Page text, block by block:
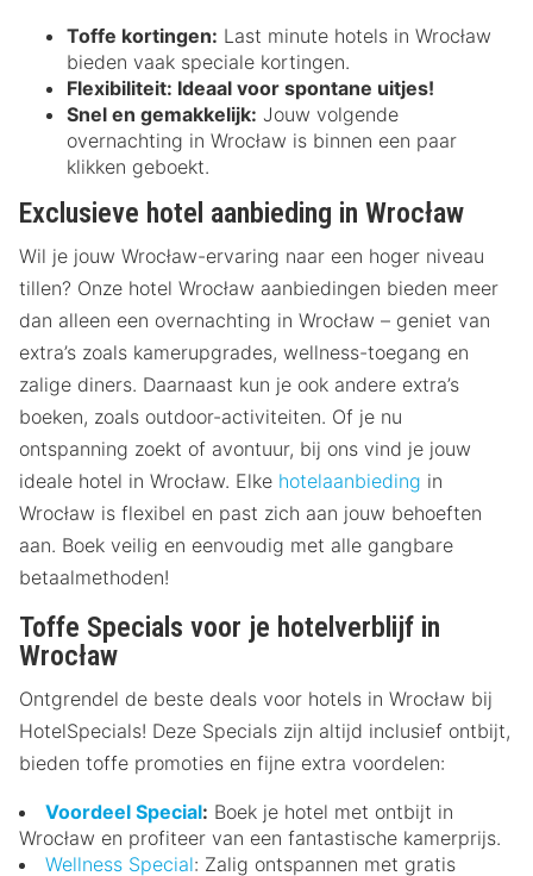
Toffe kortingen: Last minute hotels in Wrocław
bieden vaak speciale kortingen.
Flexibiliteit: Ideaal voor spontane uitjes!
Snel en gemakkelijk: Jouw volgende
overnachting in Wrocław is binnen een paar
klikken geboekt.
Exclusieve hotel aanbieding in Wrocław
Wil je jouw Wrocław-ervaring naar een hoger niveau
tillen? Onze hotel Wrocław aanbiedingen bieden meer
dan alleen een overnachting in Wrocław – geniet van
extra’s zoals kamerupgrades, wellness-toegang en
zalige diners. Daarnaast kun je ook andere extra’s
boeken, zoals outdoor-activiteiten. Of je nu
ontspanning zoekt of avontuur, bij ons vind je jouw
ideale hotel in Wrocław. Elke hotelaanbieding in
Wrocław is flexibel en past zich aan jouw behoeften
aan. Boek veilig en eenvoudig met alle gangbare
betaalmethoden!
Toffe Specials voor je hotelverblijf in
Wrocław
Ontgrendel de beste deals voor hotels in Wrocław bij
HotelSpecials! Deze Specials zijn altijd inclusief ontbijt,
bieden toffe promoties en fijne extra voordelen:
Voordeel Special: Boek je hotel met ontbijt in
Wrocław en profiteer van een fantastische kamerprijs.
Wellness Special: Zalig ontspannen met gratis